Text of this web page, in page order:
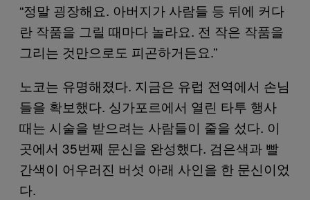
“정말 굉장해요. 아버지가 사람들 등 뒤에 커다
란 작품을 그릴 때마다 놀라요. 전 작은 작품을
그리는 것만으로도 피곤하거든요.”
노코는 유명해졌다. 지금은 유럽 전역에서 손님
들을 확보했다. 싱가포르에서 열린 타투 행사
때는 시술을 받으려는 사람들이 줄을 섰다. 이
곳에서 35번째 문신을 완성했다. 검은색과 빨
간색이 어우러진 버섯 아래 사인을 한 문신이었
다.